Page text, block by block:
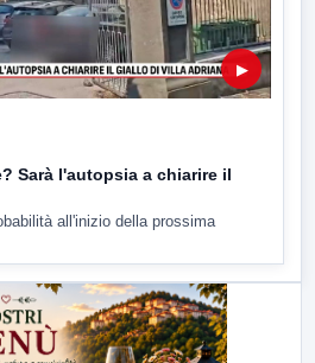
▶
Sarà l'autopsia a chiarire il
all'inizio della prossima